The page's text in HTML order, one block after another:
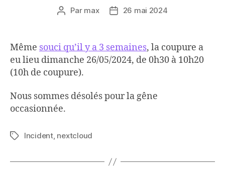
Auteur
Par max
Date26 mai 2024
Même souci qu’il y a 3 semaines, la coupure a
eu lieu dimanche 26/05/2024, de 0h30 à 10h20
(10h de coupure).
Nous sommes désolés pour la gêne
occasionnée.
Étiquettes
Incident, nextcloud